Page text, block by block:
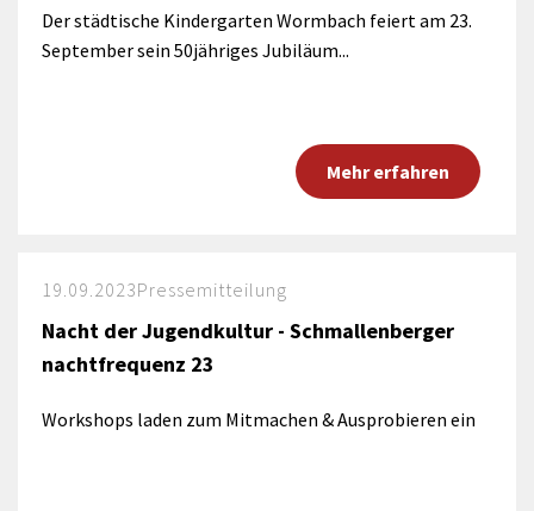
Der städtische Kindergarten Wormbach feiert am 23.
September sein 50jähriges Jubiläum...
Mehr erfahren
19.09.2023Pressemitteilung
Nacht der Jugendkultur - Schmallenberger
nachtfrequenz 23
Workshops laden zum Mitmachen & Ausprobieren ein